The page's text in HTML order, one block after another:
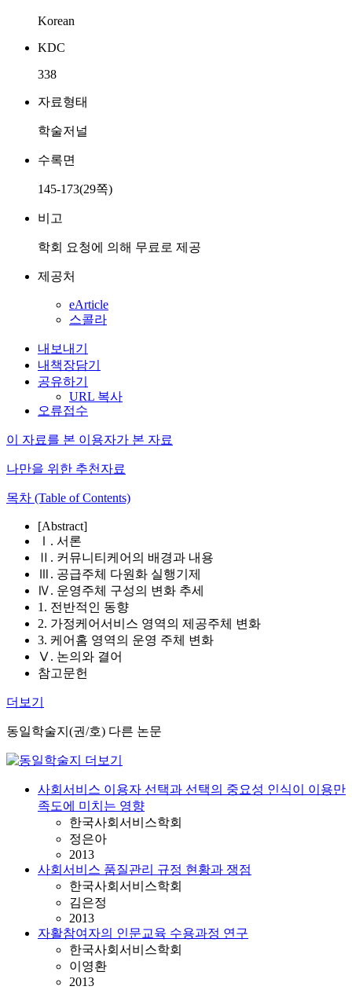
Korean
KDC
338
자료형태
학술저널
수록면
145-173(29쪽)
비고
학회 요청에 의해 무료로 제공
제공처
eArticle
스콜라
내보내기
내책장담기
공유하기
URL 복사
오류접수
이 자료를 본 이용자가 본 자료
나만을 위한 추천자료
목차 (Table of Contents)
[Abstract]
Ⅰ. 서론
Ⅱ. 커뮤니티케어의 배경과 내용
Ⅲ. 공급주체 다원화 실행기제
Ⅳ. 운영주체 구성의 변화 추세
1. 전반적인 동향
2. 가정케어서비스 영역의 제공주체 변화
3. 케어홈 영역의 운영 주체 변화
Ⅴ. 논의와 결어
참고문헌
더보기
동일학술지(권/호) 다른 논문
사회서비스 이용자 선택과 선택의 중요성 인식이 이용만
족도에 미치는 영향
한국사회서비스학회
정은아
2013
사회서비스 품질관리 규정 현황과 쟁점
한국사회서비스학회
김은정
2013
자활참여자의 인문교육 수용과정 연구
한국사회서비스학회
이영환
2013